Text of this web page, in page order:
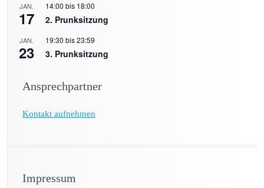
JAN.
17
14:00 bis 18:00
2. Prunksitzung
JAN.
23
19:30 bis23:59
3. Prunksitzung
Ansprechpartner
Kontakt aufnehmen
Impressum